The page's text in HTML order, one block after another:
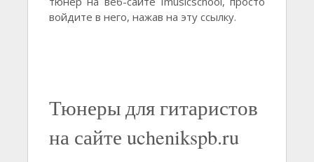
войдите в него, нажав на эту ссылку.
Тюнеры для гитаристов
на сайте uchenikspb.ru